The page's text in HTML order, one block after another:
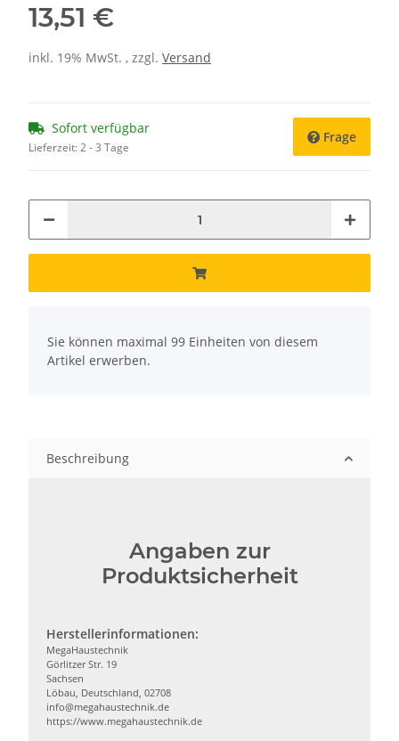
13,51 €
inkl. 19% MwSt. , zzgl. Versand
Sofort verfügbar
Lieferzeit:2 - 3 Tage
Frage
Sie können maximal 99 Einheiten von diesem
Artikel erwerben.
Beschreibung
Angaben zur
Produktsicherheit
Herstellerinformationen:
MegaHaustechnik
Görlitzer Str. 19
Sachsen
Löbau, Deutschland, 02708
info@megahaustechnik.de
https://www.megahaustechnik.de